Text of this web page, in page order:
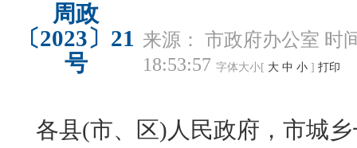
周政
〔2023〕21
号
来源： 市政府办公室 时
18:53:57 字体大小[ 大 中 小 ] 打印
各县(市、区) 人民政府，市城